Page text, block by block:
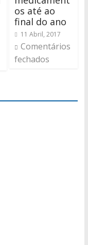
os até ao
final do ano
11 Abril, 2017
Comentários
fechados